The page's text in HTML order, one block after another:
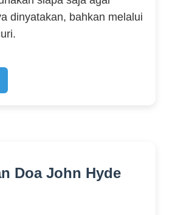
dinyatakan, bahkan melalui
Doa John Hyde